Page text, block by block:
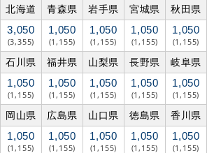
北海道
青森県 岩手県 宮城県 秋田県
3,050
(3,355)
1,050
(1,155)
1,050
(1,155)
1,050
(1,155)
1,050
(1,155)
石川県 福井県 山梨県 長野県 岐阜県
1,050
(1,155)
1,050
(1,155)
1,050
(1,155)
1,050
(1,155)
1,050
(1,155)
岡山県 広島県 山口県 徳島県 香川県
1,050
(1,155)
1,050
(1,155)
1,050
(1,155)
1,050
(1,155)
1,050
(1,155)